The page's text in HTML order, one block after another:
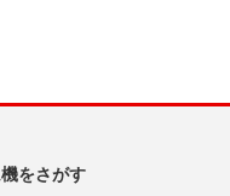
をさがす